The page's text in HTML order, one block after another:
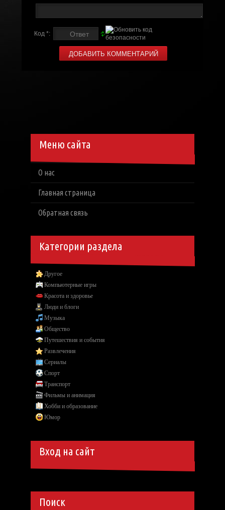
Код *:
Меню сайта
О нас
Главная страница
Обратная связь
Категории раздела
Другое
Компьютерные игры
Красота и здоровье
Люди и блоги
Музыка
Общество
Путешествия и события
Развлечения
Сериалы
Спорт
Транспорт
Фильмы и анимация
Хобби и образование
Юмор
Вход на сайт
Поиск